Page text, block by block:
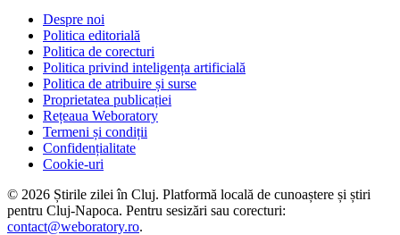
Despre noi
Politica editorială
Politica de corecturi
Politica privind inteligența artificială
Politica de atribuire și surse
Proprietatea publicației
Rețeaua Weboratory
Termeni și condiții
Confidențialitate
Cookie-uri
© 2026 Știrile zilei în Cluj. Platformă locală de cunoaștere și știri
pentru Cluj-Napoca. Pentru sesizări sau corecturi:
contact@weboratory.ro.